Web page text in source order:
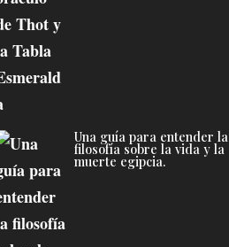
Una guía para entender la
filosofía sobre la vida y la
muerte egipcia.